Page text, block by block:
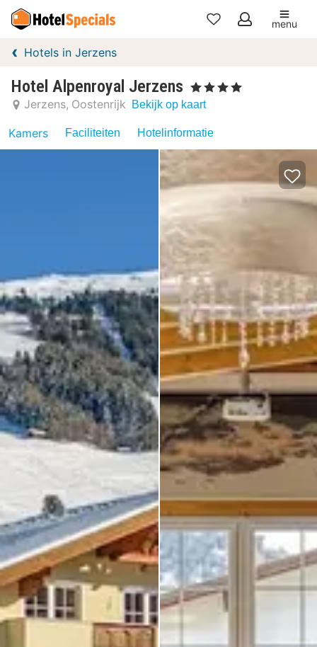
Mijn
menu
Hotels in Jerzens
Hotel Alpenroyal Jerzens , 4 Sterren
Jerzens Oostenrijk Bekijk op kaart
Kamers Faciliteiten Hotelinformatie